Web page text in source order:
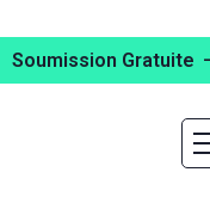
Soumission Gratuite